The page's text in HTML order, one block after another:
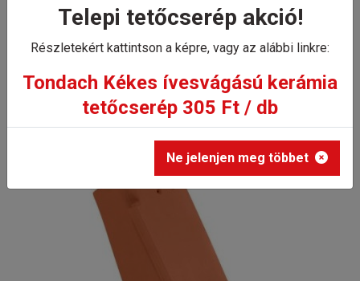
szegőcserép bal
Tondach Pilis Max íves szegőcserép bal
Telepi tetőcserép akció!
Részletekért kattintson a képre, vagy az alábbi linkre:
Tondach Kékes ívesvágású kerámia
tetőcserép 305 Ft / db
Ne jelenjen meg többet